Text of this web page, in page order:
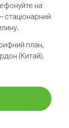
на
план,
(Китай).